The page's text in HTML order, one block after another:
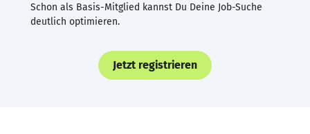
Schon als Basis-Mitglied kannst Du Deine Job-Suche
deutlich optimieren.
Jetzt registrieren